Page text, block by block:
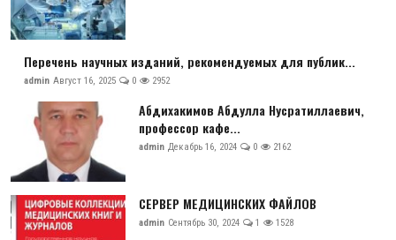
Перечень научных изданий, рекомендуемых для публик...
admin Август 16, 2025 0 2952
Абдихакимов Абдулла Нусратиллаевич,
профессор кафе...
admin Декабрь 16, 2024 0 2162
СЕРВЕР МЕДИЦИНСКИХ ФАЙЛОВ
admin Сентябрь 30, 2024 1 1528